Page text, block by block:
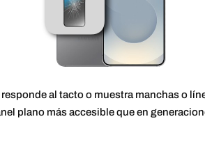
al tacto o muestra manchas o
plano más accesible que en